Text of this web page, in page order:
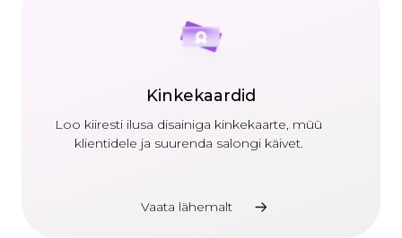
Kinkekaardid
Loo kiiresti ilusa disainiga kinkekaarte, müü
klientidele ja suurenda salongi käivet.
Vaata lähemalt